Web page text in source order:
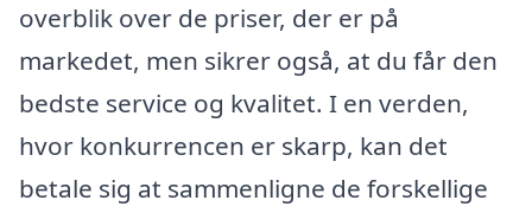
overblik over de priser, der er på
markedet, men sikrer også, at du får den
bedste service og kvalitet. I en verden,
hvor konkurrencen er skarp, kan det
betale sig at sammenligne de forskellige